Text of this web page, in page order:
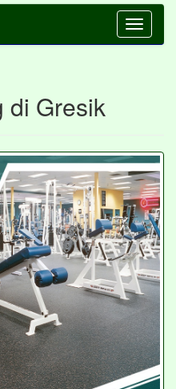
Toggle
di Gresik